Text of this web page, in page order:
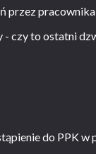
przez pracownika
- czy to ostatni
do PPK w